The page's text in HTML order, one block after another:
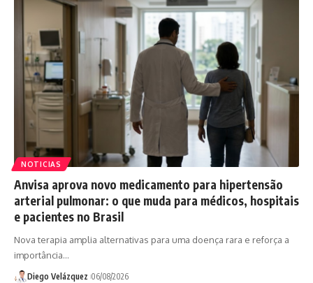
NOTICIAS
Anvisa aprova novo medicamento para hipertensão
arterial pulmonar: o que muda para médicos, hospitais
e pacientes no Brasil
Nova terapia amplia alternativas para uma doença rara e reforça a
importância…
Diego Velázquez 06/08/2026